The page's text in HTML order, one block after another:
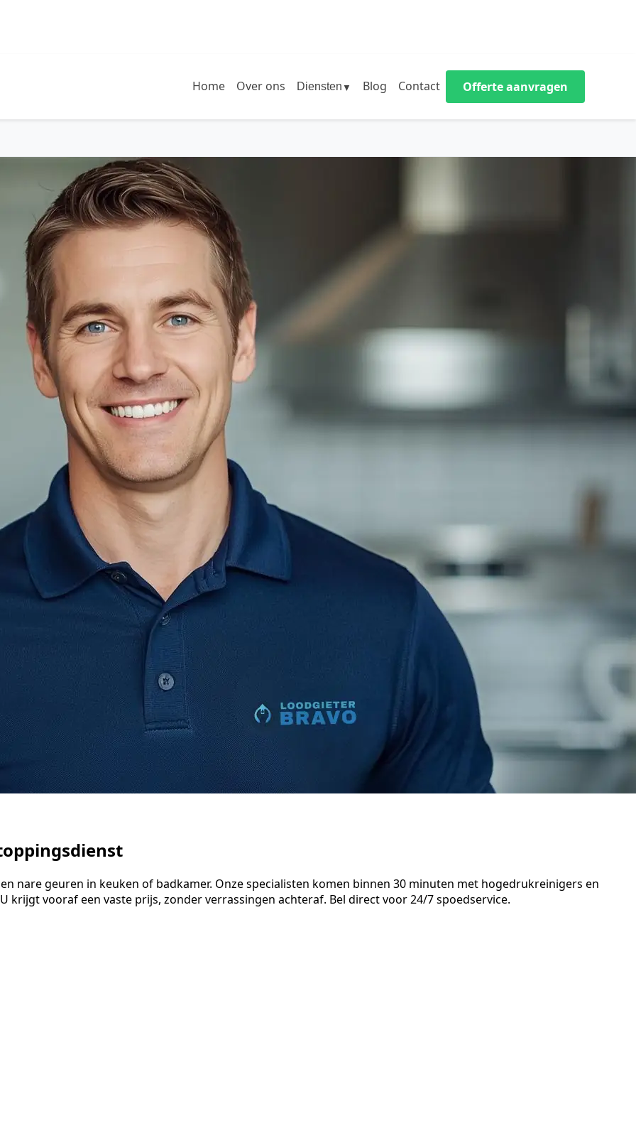
Home Over ons Diensten ▼ Blog Contact Offerte aanvragen
nare geuren in keuken of badkamer. Onze specialisten komen binnen 30 minuten met hogedrukreinigers en
krijgt vooraf een vaste prijs, zonder verrassingen achteraf. Bel direct voor 24/7 spoedservice.